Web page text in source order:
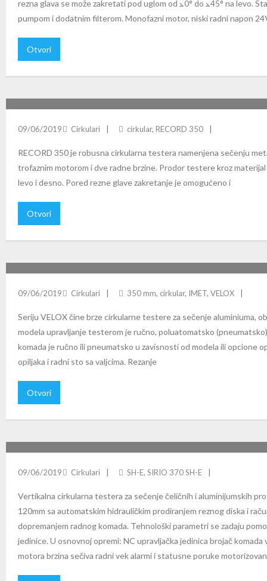
rezna glava se može zakretati pod uglom od ⦛0° do ⦛45° na levo.
pumpom i dodatnim filterom. Monofazni motor, niski radni napon
Otvori
09/06/2019 Cirkulari cirkular, RECORD 350
RECORD 350 je robusna cirkularna testera namenjena sečenju
trofaznim motorom i dve radne brzine. Prodor testere kroz
levo i desno. Pored rezne glave zakretanje je omogućeno i
Otvori
09/06/2019 Cirkulari 350 mm, cirkular, IMET, VELOX
Seriju VELOX čine brze cirkularne testere za sečenje aluminiuma,
modela upravljanje testerom je ručno, poluatomatsko
komada je ručno ili pneumatsko u zavisnosti od modela ili opcione
opiljaka i radni sto sa valjcima. Rezanje
Otvori
09/06/2019 Cirkulari SH-E, SIRIO 370 SH-E
Vertikalna cirkularna testera za sečenje čeličnih i aluminijumskih
120mm sa automatskim hidrauličkim prodiranjem reznog diska i
dopremanjem radnog komada. Tehnološki parametri se zadaju
jedinice. U osnovnoj opremi: NC upravljačka jedinica brojač
motora brzina sečiva radni vek alarmi i statusne poruke